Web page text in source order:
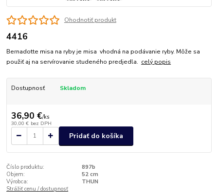
Ohodnotiť produkt
4416
Bernadotte misa na ryby je misa vhodná na podávanie ryby. Môže sa
použiť aj na servírovanie studeného predjedla. celý popis
Dostupnosť Skladom
36,90 €/ks
30,00 € bez DPH
Pridať do košíka
Číslo produktu:
897b
Objem:
52 cm
Výrobca:
THUN
Strážiť cenu / dostupnosť